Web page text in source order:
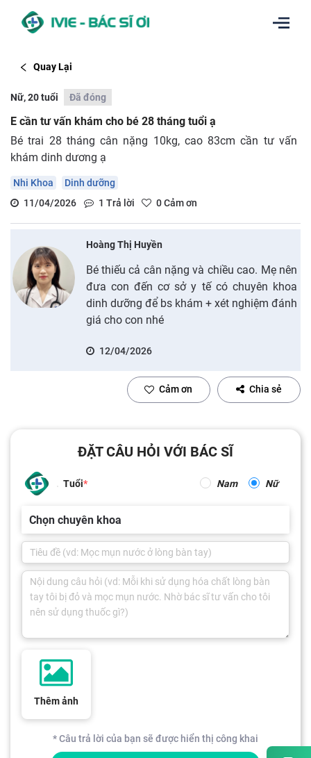
Quay Lại
Nữ, 20 tuổi Đã đóng
E cần tư vấn khám cho bé 28 tháng tuổi ạ
Bé trai 28 tháng cân nặng 10kg, cao 83cm cần tư vấn
khám dinh dương ạ
Nhi Khoa
Dinh dưỡng
11/04/2026
1 Trả lời 0Cảm ơn
Hoàng Thị Huyền
Bé thiếu cả cân nặng và chiều cao. Mẹ nên
đưa con đến cơ sở y tế có chuyên khoa
dinh dưỡng để bs khám + xét nghiệm đánh
giá cho con nhé
12/04/2026
Cảm ơn Chia sẻ
ĐẶT CÂU HỎI VỚI BÁC SĨ
Tuổi Nam Nữ
Chọn chuyên khoa
Thêm ảnh
* Câu trả lời của bạn sẽ được hiển thị công khai